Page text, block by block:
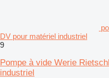
DV pour matériel industriel
9
Pompe à vide Werie
industriel